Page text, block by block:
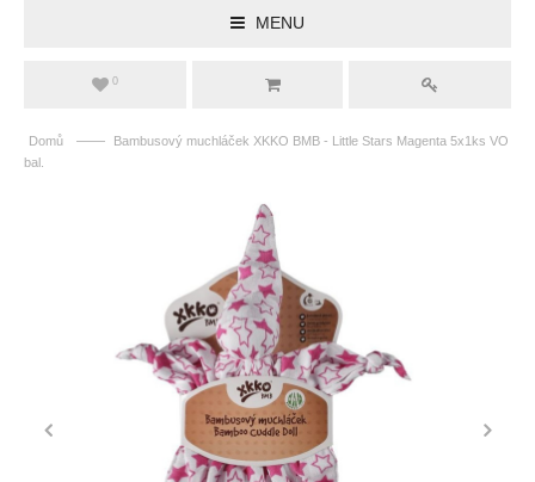
MENU
0
Domů ——
Bambusový muchláček XKKO BMB - Little Stars Magenta 5x1ks VO
bal.